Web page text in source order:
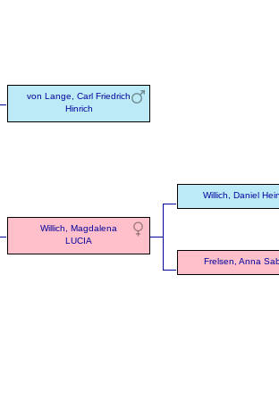
von Lange, Carl Friedrich
Hinrich
Willich, Magdalena
LUCIA
Willich, Daniel
Frelsen, Anna